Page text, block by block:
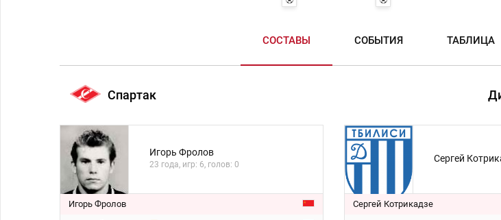
СОСТАВЫ СОБЫТИЯ ТАБЛИЦА
Спартак
Игорь Фролов
23 года, игр: 6, голов: 0
Игорь Фролов
Сергей
Сергей Котрикадзе